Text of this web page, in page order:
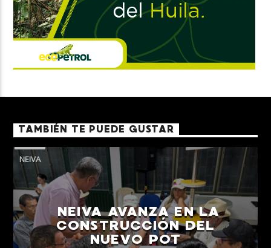
TAMBIÉN TE PUEDE GUSTAR
NEIVA
NEIVA AVANZA EN LA
CONSTRUCCIÓN DEL
NUEVO POT